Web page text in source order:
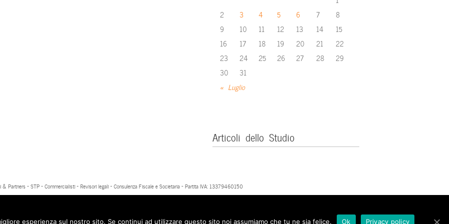
« Luglio
2
3 4 5 6 7
8
9
10 11 12 13 14
15
16
17 18 19 20 21
22
23
24 25 26 27 28
29
30
31
Articoli dello Studio
& Partners - STP - Commercialisti - Revisori legali - Consulenza Fiscale e Societaria - Partita IVA: 13379460150
esperienza sul nostro sito. Se continui ad utilizzare questo sito noi assumiamo che tu ne sia felice. Ok Privacy policy